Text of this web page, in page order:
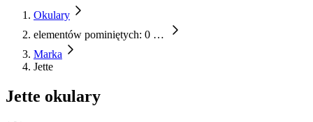
Okulary
elementów pominiętych: 0 …
Marka
Jette
Jette okulary